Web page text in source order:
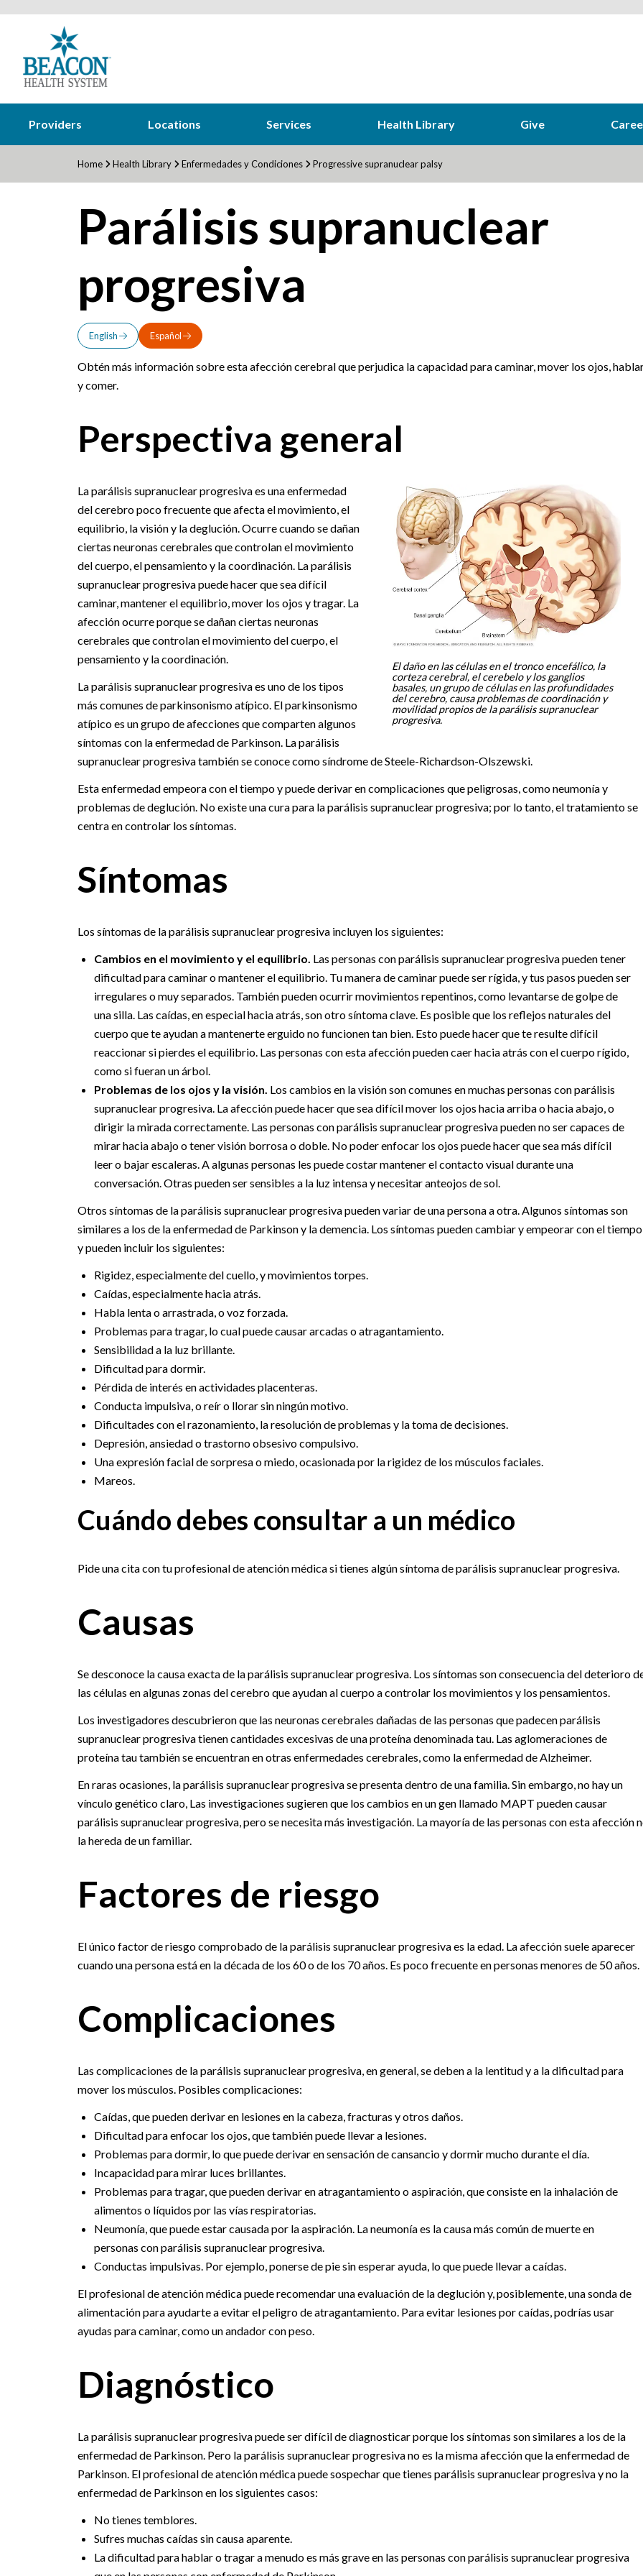
Providers Locations Services Health Library Give
Home Health Library Enfermedades y Condiciones Progressive supranuclear palsy
Parálisis supranuclear
progresiva
English Español
Obtén más información sobre esta afección cerebral que perjudica la capacidad para caminar, mover los ojos,
y comer.
Perspectiva general
El daño en las células en el tronco encefálico, la
corteza cerebral, el cerebelo y los ganglios
basales, un grupo de células en las profundidades
del cerebro, causa problemas de coordinación y
movilidad propios de la parálisis supranuclear
progresiva.
La parálisis supranuclear progresiva es una enfermedad
del cerebro poco frecuente que afecta el movimiento, el
equilibrio, la visión y la deglución. Ocurre cuando se dañan
ciertas neuronas cerebrales que controlan el movimiento
del cuerpo, el pensamiento y la coordinación. La parálisis
supranuclear progresiva puede hacer que sea difícil
caminar, mantener el equilibrio, mover los ojos y tragar. La
afección ocurre porque se dañan ciertas neuronas
cerebrales que controlan el movimiento del cuerpo, el
pensamiento y la coordinación.
La parálisis supranuclear progresiva es uno de los tipos
más comunes de parkinsonismo atípico. El parkinsonismo
atípico es un grupo de afecciones que comparten algunos
síntomas con la enfermedad de Parkinson. La parálisis
supranuclear progresiva también se conoce como síndrome de Steele-Richardson-Olszewski.
Esta enfermedad empeora con el tiempo y puede derivar en complicaciones que peligrosas, como neumonía y
problemas de deglución. No existe una cura para la parálisis supranuclear progresiva; por lo tanto, el tratamiento se
centra en controlar los síntomas.
Síntomas
Los síntomas de la parálisis supranuclear progresiva incluyen los siguientes:
Cambios en el movimiento y el equilibrio. Las personas con parálisis supranuclear progresiva pueden tener
dificultad para caminar o mantener el equilibrio. Tu manera de caminar puede ser rígida, y tus pasos pueden ser
irregulares o muy separados. También pueden ocurrir movimientos repentinos, como levantarse de golpe de
una silla. Las caídas, en especial hacia atrás, son otro síntoma clave. Es posible que los reflejos naturales del
cuerpo que te ayudan a mantenerte erguido no funcionen tan bien. Esto puede hacer que te resulte difícil
reaccionar si pierdes el equilibrio. Las personas con esta afección pueden caer hacia atrás con el cuerpo rígido,
como si fueran un árbol.
Problemas de los ojos y la visión. Los cambios en la visión son comunes en muchas personas con parálisis
supranuclear progresiva. La afección puede hacer que sea difícil mover los ojos hacia arriba o hacia abajo, o
dirigir la mirada correctamente. Las personas con parálisis supranuclear progresiva pueden no ser capaces de
mirar hacia abajo o tener visión borrosa o doble. No poder enfocar los ojos puede hacer que sea más difícil
leer o bajar escaleras. A algunas personas les puede costar mantener el contacto visual durante una
conversación. Otras pueden ser sensibles a la luz intensa y necesitar anteojos de sol.
Otros síntomas de la parálisis supranuclear progresiva pueden variar de una persona a otra. Algunos síntomas son
similares a los de la enfermedad de Parkinson y la demencia. Los síntomas pueden cambiar y empeorar con el tiempo
y pueden incluir los siguientes:
Rigidez, especialmente del cuello, y movimientos torpes.
Caídas, especialmente hacia atrás.
Habla lenta o arrastrada, o voz forzada.
Problemas para tragar, lo cual puede causar arcadas o atragantamiento.
Sensibilidad a la luz brillante.
Dificultad para dormir.
Pérdida de interés en actividades placenteras.
Conducta impulsiva, o reír o llorar sin ningún motivo.
Dificultades con el razonamiento, la resolución de problemas y la toma de decisiones.
Depresión, ansiedad o trastorno obsesivo compulsivo.
Una expresión facial de sorpresa o miedo, ocasionada por la rigidez de los músculos faciales.
Mareos.
Cuándo debes consultar a un médico
Pide una cita con tu profesional de atención médica si tienes algún síntoma de parálisis supranuclear progresiva.
Causas
Se desconoce la causa exacta de la parálisis supranuclear progresiva. Los síntomas son consecuencia del deterioro
las células en algunas zonas del cerebro que ayudan al cuerpo a controlar los movimientos y los pensamientos.
Los investigadores descubrieron que las neuronas cerebrales dañadas de las personas que padecen parálisis
supranuclear progresiva tienen cantidades excesivas de una proteína denominada tau. Las aglomeraciones de
proteína tau también se encuentran en otras enfermedades cerebrales, como la enfermedad de Alzheimer.
En raras ocasiones, la parálisis supranuclear progresiva se presenta dentro de una familia. Sin embargo, no hay un
vínculo genético claro, Las investigaciones sugieren que los cambios en un gen llamado MAPT pueden causar
parálisis supranuclear progresiva, pero se necesita más investigación. La mayoría de las personas con esta afección
la hereda de un familiar.
Factores de riesgo
El único factor de riesgo comprobado de la parálisis supranuclear progresiva es la edad. La afección suele aparecer
cuando una persona está en la década de los 60 o de los 70 años. Es poco frecuente en personas menores de 50 años.
Complicaciones
Las complicaciones de la parálisis supranuclear progresiva, en general, se deben a la lentitud y a la dificultad para
mover los músculos. Posibles complicaciones:
Caídas, que pueden derivar en lesiones en la cabeza, fracturas y otros daños.
Dificultad para enfocar los ojos, que también puede llevar a lesiones.
Problemas para dormir, lo que puede derivar en sensación de cansancio y dormir mucho durante el día.
Incapacidad para mirar luces brillantes.
Problemas para tragar, que pueden derivar en atragantamiento o aspiración, que consiste en la inhalación de
alimentos o líquidos por las vías respiratorias.
Neumonía, que puede estar causada por la aspiración. La neumonía es la causa más común de muerte en
personas con parálisis supranuclear progresiva.
Conductas impulsivas. Por ejemplo, ponerse de pie sin esperar ayuda, lo que puede llevar a caídas.
El profesional de atención médica puede recomendar una evaluación de la deglución y, posiblemente, una sonda de
alimentación para ayudarte a evitar el peligro de atragantamiento. Para evitar lesiones por caídas, podrías usar
ayudas para caminar, como un andador con peso.
Diagnóstico
La parálisis supranuclear progresiva puede ser difícil de diagnosticar porque los síntomas son similares a los de la
enfermedad de Parkinson. Pero la parálisis supranuclear progresiva no es la misma afección que la enfermedad de
Parkinson. El profesional de atención médica puede sospechar que tienes parálisis supranuclear progresiva y no la
enfermedad de Parkinson en los siguientes casos:
No tienes temblores.
Sufres muchas caídas sin causa aparente.
La dificultad para hablar o tragar a menudo es más grave en las personas con parálisis supranuclear progresiva